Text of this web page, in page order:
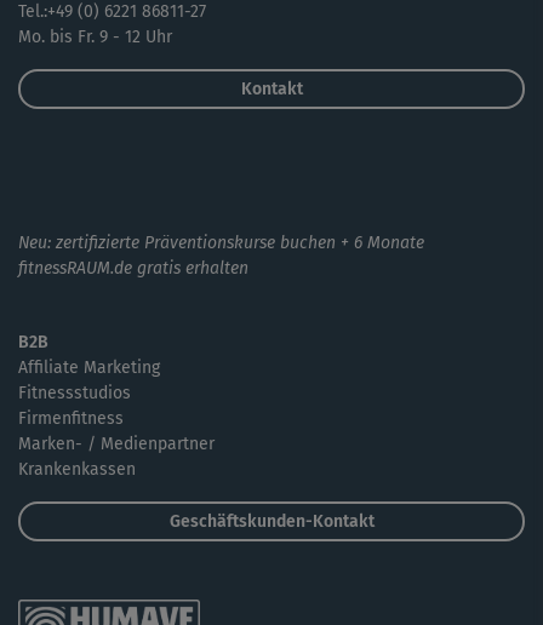
Tel.:+49 (0) 6221 86811-27
Mo. bis Fr. 9 - 12 Uhr
Kontakt
Neu: zertifizierte Präventionskurse buchen + 6 Monate
fitnessRAUM.de gratis erhalten
B2B
Affiliate Marketing
Fitnessstudios
Firmenfitness
Marken- / Medienpartner
Krankenkassen
Geschäftskunden-Kontakt